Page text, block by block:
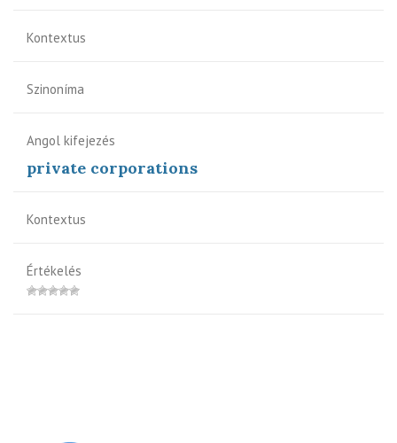
Kontextus
Szinoníma
Angol kifejezés
private corporations
Kontextus
Értékelés